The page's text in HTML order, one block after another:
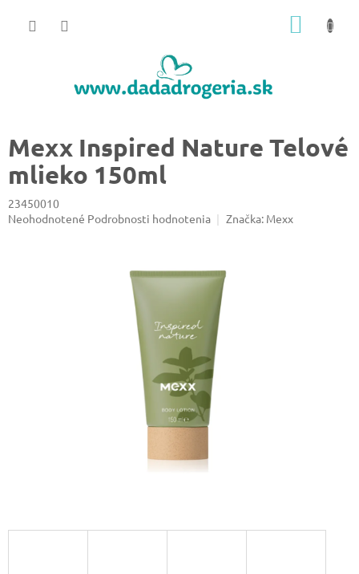
Mexx Inspired Nature Telové
mlieko 150ml
23450010
Priemerné
Neohodnotené Podrobnosti hodnotenia Značka: Mexx